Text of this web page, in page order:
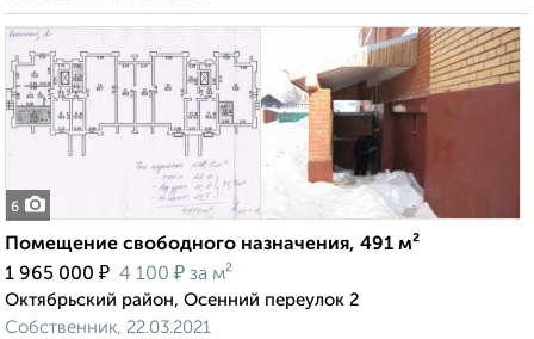
6
Помещение свободного назначения, 491 м²
1 965 000 ₽ 4 100 ₽ за м²
Октябрьский район, Осенний переулок 2
Собственник, 22.03.2021